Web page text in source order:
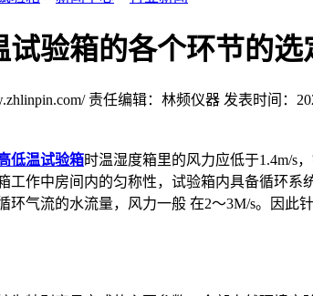
试验箱的各个环节的选
责任编辑：林频仪器 发表时间：
低温试验箱时温湿度箱里的风力应低于1.4m/s
工作中房间内的匀称性，试验箱内具备循环
环气流的水流量，风力一般 在2～3M/s。因此